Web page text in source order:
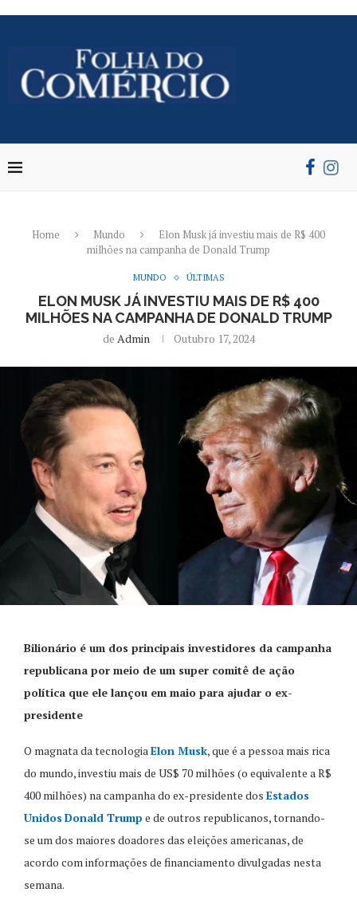
Home Mundo
Elon Musk já investiu mais de R$ 400
milhões na campanha de Donald Trump
MUNDO ÚLTIMAS
ELON MUSK JÁ INVESTIU MAIS DE R$ 400
MILHÕES NA CAMPANHA DE DONALD TRUMP
de Admin Outubro 17, 2024
Bilionário é um dos principais investidores da campanha
republicana por meio de um super comitê de ação
política que ele lançou em maio para ajudar o ex-
presidente
O magnata da tecnologia Elon Musk, que é a pessoa mais rica
do mundo, investiu mais de US$ 70 milhões (o equivalente a R$
400 milhões) na campanha do ex-presidente dos Estados
Unidos Donald Trump e de outros republicanos, tornando-
se um dos maiores doadores das eleições americanas, de
acordo com informações de financiamento divulgadas nesta
semana.